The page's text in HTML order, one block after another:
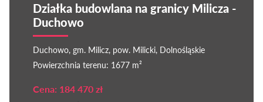
Działka budowlana na granicy Milicza -
Duchowo
Duchowo, gm. Milicz, pow. Milicki, Dolnośląskie
Powierzchnia terenu: 1677 m²
Cena: 184 470 zł